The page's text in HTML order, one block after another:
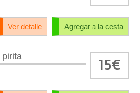
Agregar a la cesta
Ver detalle
pirita 15€